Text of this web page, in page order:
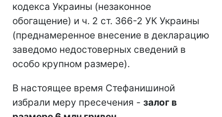
кодекса Украины (незаконное
обогащение) и ч. 2 ст. 366-2 УК Украины
(преднамеренное внесение в декларацию
заведомо недостоверных сведений в
особо крупном размере).
В настоящее время Стефанишиной
избрали меру пресечения - залог в